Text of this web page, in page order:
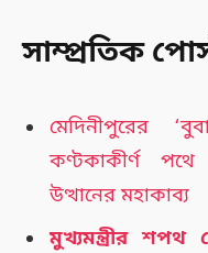
সাম্প্রতিক
মেদিনীপুরের
কণ্টকাকীর্ণ
উত্থানের মহাকাব্য
মুখ্যমন্ত্রীর